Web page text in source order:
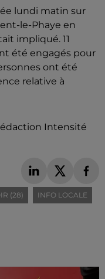
lundi matin sur
le-Phaye en
impliqué. 11
été engagés pour
ont été
relative à
Intensité
(28) INFO LOCALE